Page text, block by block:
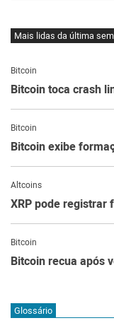
Mais lidas da última
Bitcoin
Bitcoin toca crash
Bitcoin
Bitcoin exibe
Altcoins
XRP pode registrar
Bitcoin
Bitcoin recua após
Glossário